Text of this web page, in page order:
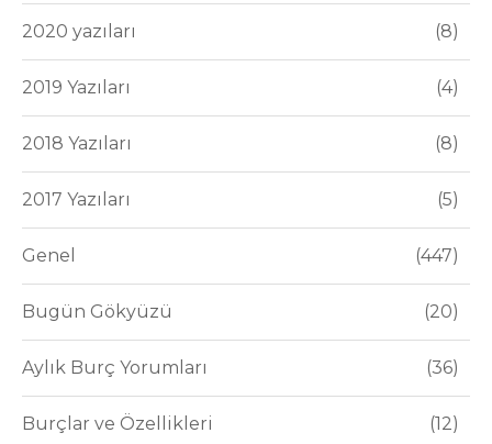
2020 yazıları 8
2019 Yazıları 4
2018 Yazıları 8
2017 Yazıları 5
Genel 447
Bugün Gökyüzü 20
Aylık Burç Yorumları 36
Burçlar ve Özellikleri 12